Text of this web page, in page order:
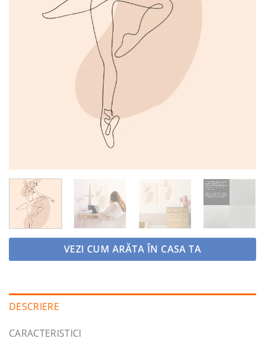
VEZI CUM ARĂTA ÎN CASA TA
DESCRIERE
CARACTERISTICI